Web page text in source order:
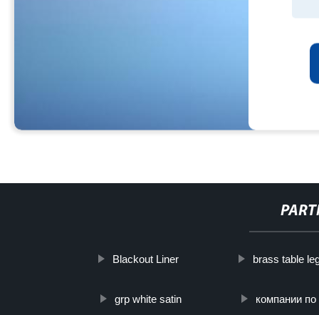
Blackout Liner brass table
grp white satin компании